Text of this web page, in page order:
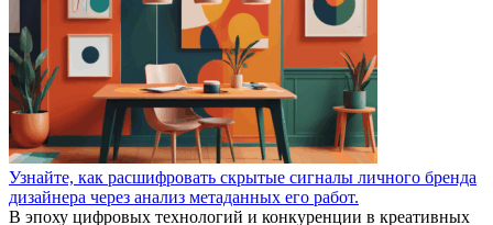
Узнайте, как расшифровать скрытые сигналы личного бренда
дизайнера через анализ метаданных его работ.
В эпоху цифровых технологий и конкуренции в креативных